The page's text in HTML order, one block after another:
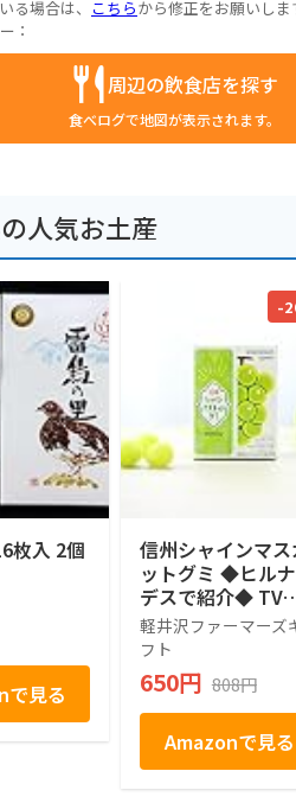
る場合は、 こちらから修正をお願いしま
：
周辺の飲食店を探す
食べログで地図が表示されます。
人気お土産
枚入 2個
で見る
-
信州シャインマス
ットグミ ◆ヒル
デスで紹介◆ TV
話題 売れ筋 人気
イーツ 人気 デザー
ト お取り寄せ お取
り寄せグルメ お菓
駄菓子 個包装 グ
ぶどう シャインマ
カット プレゼント
ギフト お土産 信
軽井沢ファーマーズ
フト
650円 808円
Amazonで見る